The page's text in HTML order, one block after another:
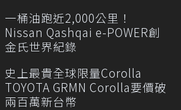
一桶油跑近2,000公里！
Nissan Qashqai e-POWER創
金氏世界紀錄
史上最貴全球限量Corolla
TOYOTA GRMN Corolla要價破
兩百萬新台幣